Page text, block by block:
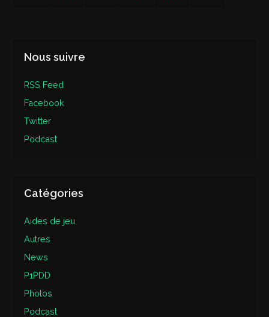
Nous suivre
RSS Feed
Facebook
Twitter
Podcast
Catégories
Aides de jeu
Autres
News
P1PDD
Photos
Podcast